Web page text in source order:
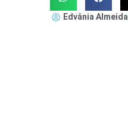
Edvânia Almeida